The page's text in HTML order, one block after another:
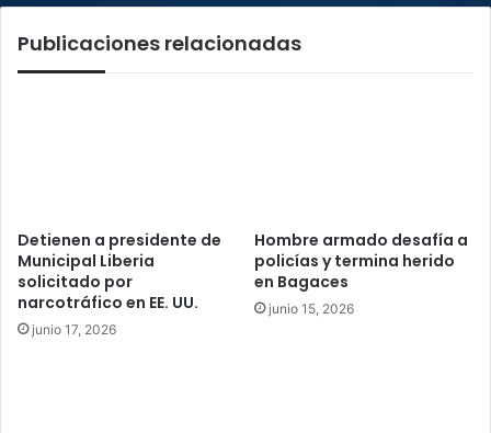
Publicaciones relacionadas
Detienen a presidente de
Municipal Liberia
solicitado por
narcotráfico en EE. UU.
junio 17, 2026
Hombre armado desafía a
policías y termina herido
en Bagaces
junio 15, 2026